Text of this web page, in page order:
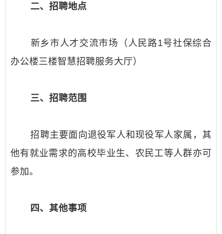
二、招聘地点
新乡市人才交流市场（人民路1号社保综合
办公楼三楼智慧招聘服务大厅）
三、招聘范围
招聘主要面向退役军人和现役军人家属，其
他有就业需求的高校毕业生、农民工等人群亦可
参加。
四、其他事项